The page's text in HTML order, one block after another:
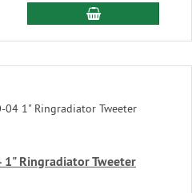
In den
1" Ringradiator Tweeter